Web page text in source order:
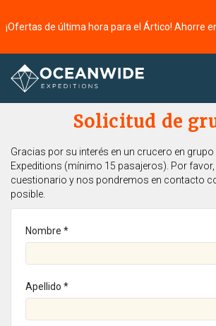
Página principal
Solicitud de
Gracias por su interés en un crucero en
Expeditions (mínimo 15 pasajeros). Por favor,
cuestionario y nos pondremos en contacto
posible.
Nombre *
Apellido *